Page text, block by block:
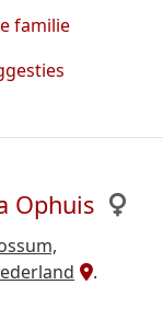
familie
Ophuis
.